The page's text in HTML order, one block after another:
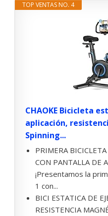
TOP VENTAS NO. 4
CHAOKE Bicicleta
aplicación,
Spinning...
PRIMERA
CON PANTALLA DE
¡Presentamos la
1 con...
BICI ESTATICA DE
RESISTENCIA